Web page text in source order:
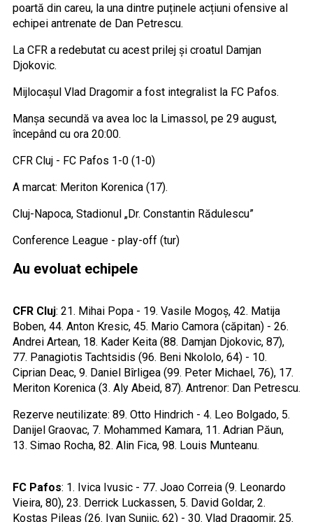
poartă din careu, la una dintre puținele acțiuni ofensive al
echipei antrenate de Dan Petrescu.
La CFR a redebutat cu acest prilej și croatul Damjan
Djokovic.
Mijlocașul Vlad Dragomir a fost integralist la FC Pafos.
Manșa secundă va avea loc la Limassol, pe 29 august,
începând cu ora 20:00.
CFR Cluj - FC Pafos 1-0 (1-0)
A marcat: Meriton Korenica (17).
Cluj-Napoca, Stadionul „Dr. Constantin Rădulescu”
Conference League - play-off (tur)
Au evoluat echipele
CFR Cluj: 21. Mihai Popa - 19. Vasile Mogoș, 42. Matija
Boben, 44. Anton Kresic, 45. Mario Camora (căpitan) - 26.
Andrei Artean, 18. Kader Keita (88. Damjan Djokovic, 87),
77. Panagiotis Tachtsidis (96. Beni Nkololo, 64) - 10.
Ciprian Deac, 9. Daniel Bîrligea (99. Peter Michael, 76), 17.
Meriton Korenica (3. Aly Abeid, 87). Antrenor: Dan Petrescu.
Rezerve neutilizate: 89. Otto Hindrich - 4. Leo Bolgado, 5.
Danijel Graovac, 7. Mohammed Kamara, 11. Adrian Păun,
13. Simao Rocha, 82. Alin Fica, 98. Louis Munteanu.
FC Pafos: 1. Ivica Ivusic - 77. Joao Correia (9. Leonardo
Vieira, 80), 23. Derrick Luckassen, 5. David Goldar, 2.
Kostas Pileas (26. Ivan Sunjic, 62) - 30. Vlad Dragomir, 25.